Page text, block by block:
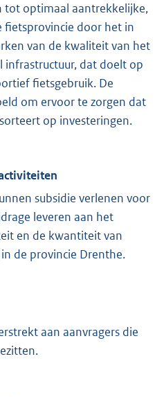
optimaal aantrekkelijke,
fietsprovincie door het in
van de kwaliteit van het
dat doelt op
fietsgebruik. De
om ervoor te zorgen dat
op investeringen.
subsidie verlenen voor
leveren aan het
en de kwantiteit van
de provincie Drenthe.
aan aanvragers die